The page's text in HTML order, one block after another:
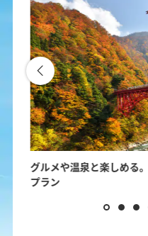
グルメや温泉と楽しめる
プラン